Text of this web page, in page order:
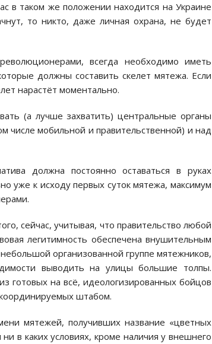
в таком же положении находится на Украине
то никто, даже личная охрана, не будет
всегда необходимо иметь
должны составить скелет мятежа. Если
нарастёт моментально.
(а лучше захватить) центральные органы
числе мобильной и правительственной) и над
должна постоянно оставаться в руках
уже к исходу первых суток мятежа, максимум
сейчас, учитывая, что правительство любой
легитимность обеспечена внушительным
организованной группе мятежников,
выводить на улицы большие толпы.
готовых на всё, идеологизированных бойцов
штабом.
мятежей, получивших название «цветных
в каких условиях, кроме наличия у внешнего